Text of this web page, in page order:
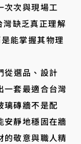
次次與現場工
缺乏真正理解
能掌握其物理
從選品、設計
一套最適合台灣
璃磚牆不是配
安靜地穩固在牆
的敬意與職人精